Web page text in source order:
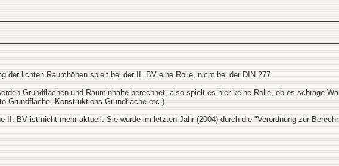
der lichten Raumhöhen spielt bei der II. BV eine Rolle, nicht bei der DIN 277.
Grundflächen und Rauminhalte berechnet, also spielt es hier keine Rolle, ob es schräge
Grundfläche, Konstruktions-Grundfläche etc.)
II. BV ist nicht mehr aktuell. Sie wurde im letzten Jahr (2004) durch die "Verordnung zur